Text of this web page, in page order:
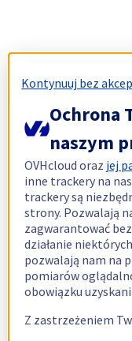
Kontynuuj bez
Ochrona
naszym
OVHcloud oraz jej
inne trackery na
trackery są
strony. Pozwalają
zagwarantować
działanie
pozwalają nam na
pomiarów
obowiązku
Z zastrzeżeniem